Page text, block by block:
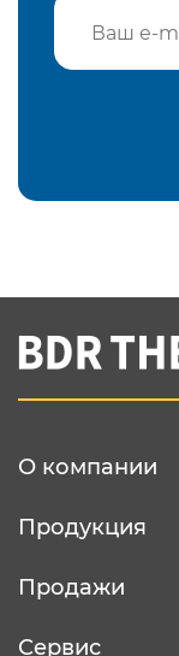
Вы
О компании
Продукция
Продажи
Сервис